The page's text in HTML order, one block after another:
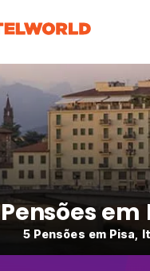
Pensões em
5 Pensões em Pisa,